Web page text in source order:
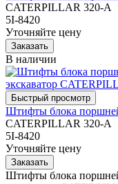
CATERPILLAR 320-A
5I-8420
Уточняйте цену
В наличии
Штифты блока
CATERPILLAR 320-A
5I-8420
Уточняйте цену
Штифты блока